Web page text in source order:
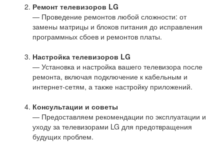
Ремонт телевизоров LG
— Проведение ремонтов любой сложности: от
замены матрицы и блоков питания до исправления
программных сбоев и ремонтов платы.
Настройка телевизоров LG
— Установка и настройка вашего телевизора после
ремонта, включая подключение к кабельным и
интернет-сетям, а также настройку приложений.
Консультации и советы
— Предоставляем рекомендации по эксплуатации и
уходу за телевизорами LG для предотвращения
будущих проблем.